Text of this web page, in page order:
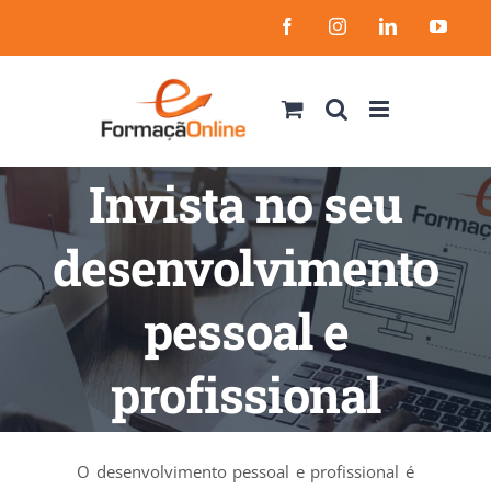
to
FacebookInstagramLinkedIn
Invista no seu
desenvolvimento
pessoal e
profissional
O desenvolvimento pessoal e profissional é